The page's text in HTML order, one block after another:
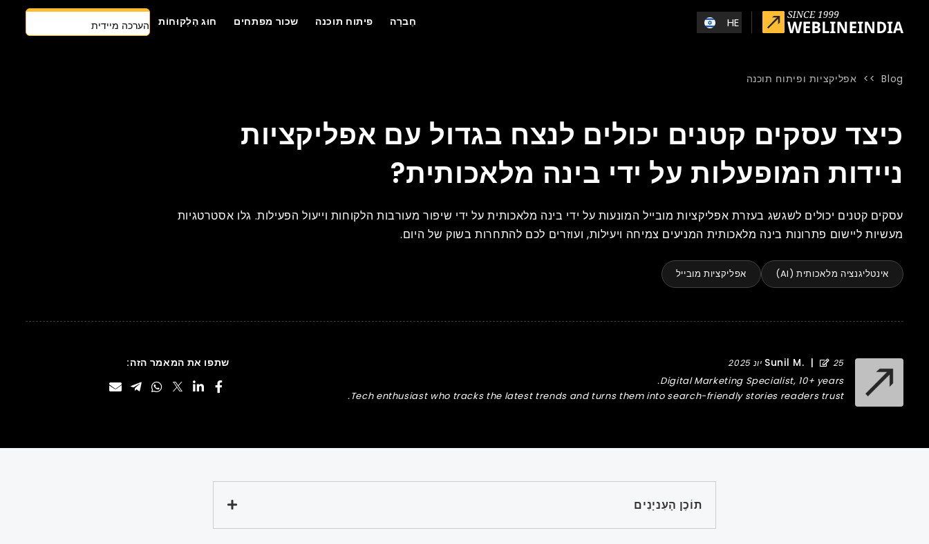
Skip to main content
HE חֶברָה פיתוח תוכנה שכור מפתחים חוּג הַלְקוּחוֹת
Blog
>> אפליקציות ופיתוח תוכנה
כיצד עסקים קטנים יכולים לנצח בגדול עם אפליקציות
ניידות המופעלות על ידי בינה מלאכותית?
עסקים קטנים יכולים לשגשג בעזרת אפליקציות מובייל המונעות על ידי בינה מלאכותית על ידי שיפור מעורבות הלקוחות וייעול הפעילות. גלו אסטרטגיות
מעשיות ליישום פתרונות בינה מלאכותית המניעים צמיחה ויעילות, ועוזרים לכם להתחרות בשוק של היום.
אינטליגנציה מלאכותית (AI) אפליקציות מובייל
Sunil M. | 25 יונ 2025
Digital Marketing Specialist, 10+ years.
Tech enthusiast who tracks the latest trends and turns them into search-friendly stories readers trust.
שתפו את המאמר הזה:
תוֹכֶן הָעִניָנִים